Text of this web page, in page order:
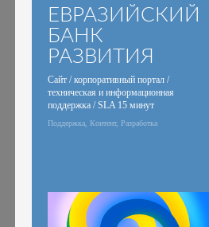
ЕВРАЗИЙСКИЙ
БАНК
РАЗВИТИЯ
Сайт / корпоративный портал /
техническая и информационная
поддержка / SLA 15 минут
Поддержка, Контент, Разработка